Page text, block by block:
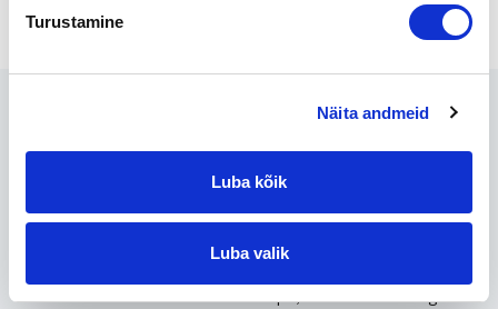
Turustamine
Näita andmeid
Luba kõik
Luba valik
Uusimad müügis olevad ettevõtted Eestis
osakoormavedusid Lääne-Euroopa, Skandinaavia ning